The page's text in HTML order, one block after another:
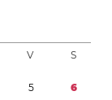
V S
5 6